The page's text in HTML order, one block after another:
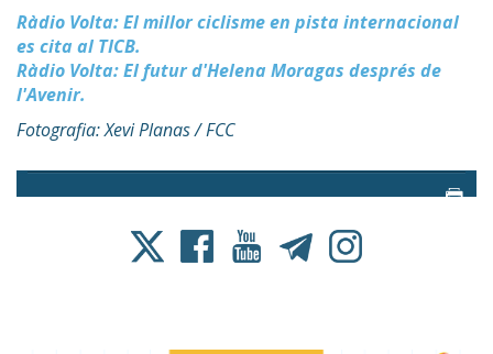
Ràdio Volta: El millor ciclisme en pista internacional
es cita al TICB.
Ràdio Volta: El futur d'Helena Moragas després de
l'Avenir.
Fotografia: Xevi Planas / FCC